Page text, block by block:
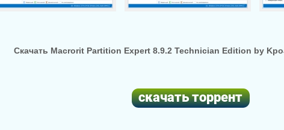
Скачать Macrorit Partition Expert 8.9.2 Technician Edition by